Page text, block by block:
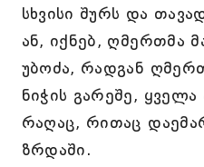
სხვისი შურს და
ან, იქნებ, ღმერთმა
უბოძა, რადგან
ნიჭის გარეშე, ყველა
რაღაც, რითაც
ზრდაში.